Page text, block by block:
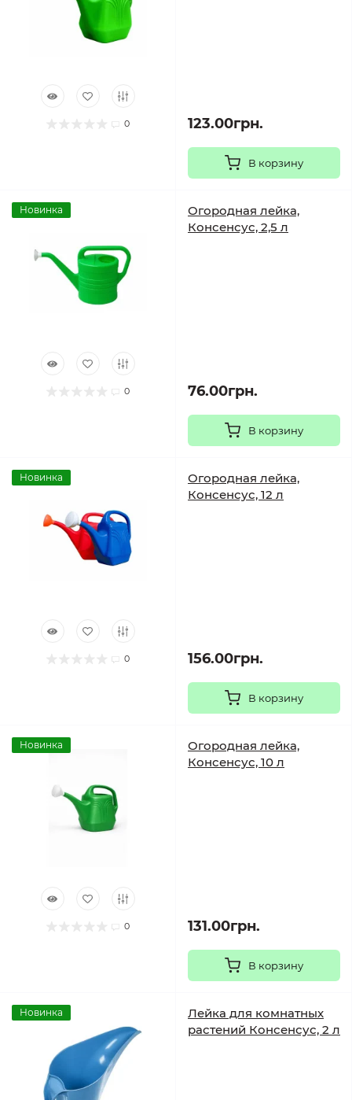
0 123.00грн.
В корзину
Новинка
0
Огородная лейка,
Консенсус, 2,5 л
76.00грн.
В корзину
Новинка
0
Огородная лейка,
Консенсус, 12 л
156.00грн.
В корзину
Новинка
0
Огородная лейка,
Консенсус, 10 л
131.00грн.
В корзину
Новинка
Лейка для комнатных
растений Консенсус, 2 л